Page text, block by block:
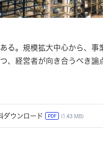
る。規模拡大中心から、
、経営者が向き合うべき
ダウンロード PDF (1.43 MB)